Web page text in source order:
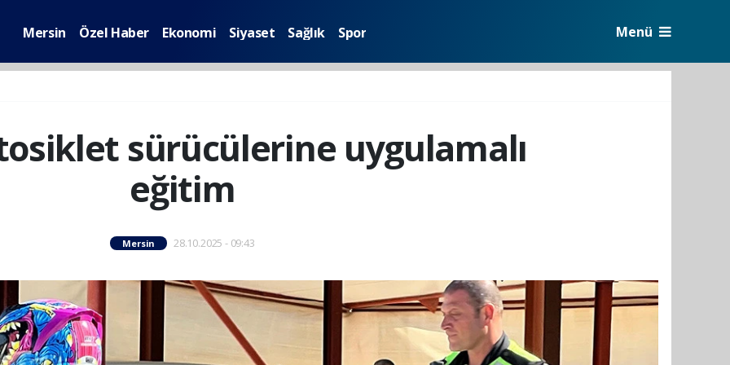
Mersin Özel Haber Ekonomi Siyaset Sağlık Spor Menü
sürücülerine uygulamalı
eğitim
Mersin 28.10.2025 - 09:43